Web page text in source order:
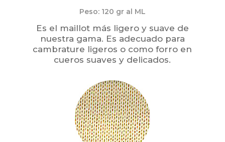
Peso: 120 gr al ML
Es el maillot más ligero y suave de
nuestra gama. Es adecuado para
cambrature ligeros o como forro en
cueros suaves y delicados.